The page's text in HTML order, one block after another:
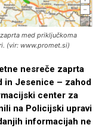
med priključkoma
(vir: www.promet.si)
nesreče zaprta
in Jesenice – zahod
center za
na Policijski upravi
informacijah ne